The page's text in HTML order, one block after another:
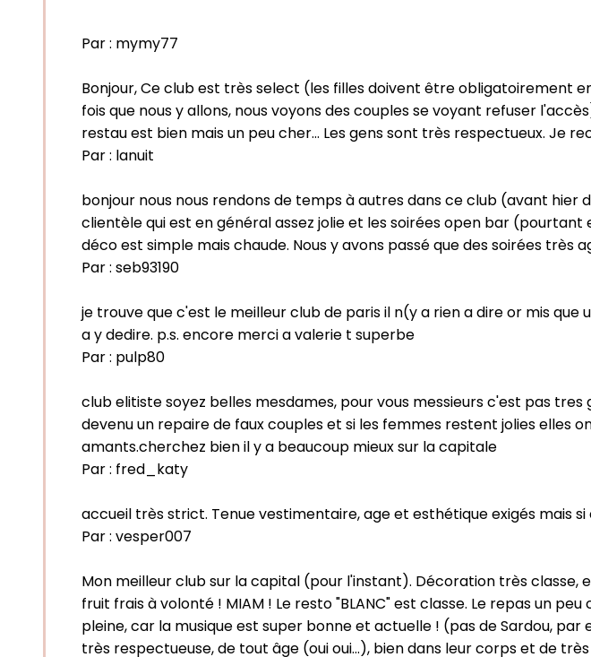
Par : mymy77
Bonjour, Ce club est très select (les filles doivent être obligatoirement
fois que nous y allons, nous voyons des couples se voyant refuser
restau est bien mais un peu cher... Les gens sont très respectueux. Je
Par : lanuit
bonjour nous nous rendons de temps à autres dans ce club (avant hier
clientèle qui est en général assez jolie et les soirées open bar
déco est simple mais chaude. Nous y avons passé que des soirées très
Par : seb93190
je trouve que c'est le meilleur club de paris il n(y a rien a dire or mis
a y dedire. p.s. encore merci a valerie t superbe
Par : pulp80
club elitiste soyez belles mesdames, pour vous messieurs c'est pas
devenu un repaire de faux couples et si les femmes restent jolies elles
amants.cherchez bien il y a beaucoup mieux sur la capitale
Par : fred_katy
accueil très strict. Tenue vestimentaire, age et esthétique exigés mais
Par : vesper007
Mon meilleur club sur la capital (pour l'instant). Décoration très
fruit frais à volonté ! MIAM ! Le resto "BLANC" est classe. Le repas un
pleine, car la musique est super bonne et actuelle ! (pas de Sardou,
très respectueuse, de tout âge (oui oui...), bien dans leur corps et de